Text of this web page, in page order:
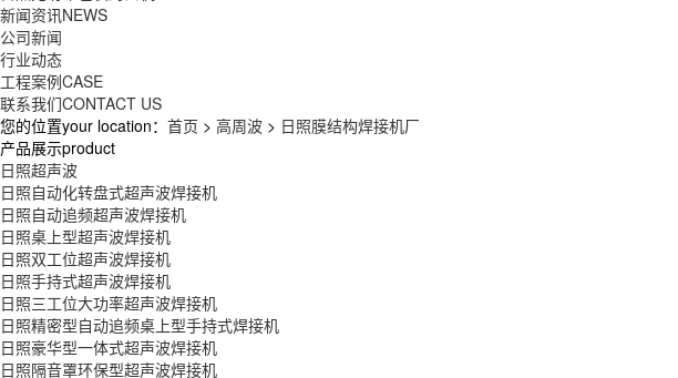
新闻资讯NEWS
公司新闻
行业动态
工程案例CASE
联系我们CONTACT US
您的位置your location： 首页 > 高周波 > 日照膜结构焊接机厂
产品展示product
日照超声波
日照自动化转盘式超声波焊接机
日照自动追频超声波焊接机
日照桌上型超声波焊接机
日照双工位超声波焊接机
日照手持式超声波焊接机
日照三工位大功率超声波焊接机
日照精密型自动追频桌上型手持式焊接机
日照豪华型一体式超声波焊接机
日照隔音罩环保型超声波焊接机